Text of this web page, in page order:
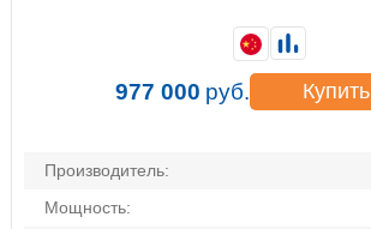
Производитель:
Мощность:
977 000 руб. Купить